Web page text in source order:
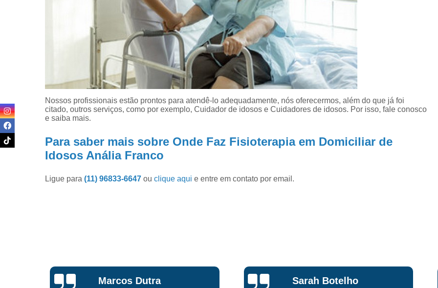
Empresa Especialista em
Empresa Especializada
Empresa Terceirizada de
Assistência
Atendimento
Enfermeiro Home Care
Nossos profissionais estão prontos para atendê-lo adequadamente, nós oferecermos, além do que já foi
citado, outros serviços, como por exemplo, Cuidador de idosos e Cuidadores de idosos. Por isso, fale conosco
e saiba mais.
Para saber mais sobre Onde Faz Fisioterapia em Domiciliar de
Idosos Anália Franco
Ligue para (11) 96833-6647 ou clique aqui e entre em contato por email.
Marcos Dutra Sarah Botelho